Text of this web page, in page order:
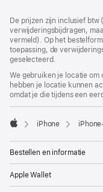
De prijzen zijn inclusief btw
verwijderingsbijdragen,
vermeld). Op het
toepassing, de
geselecteerd.
We gebruiken je locatie om
hebben je locatie kunnen
omdat je die tijdens een
iPhone
Bestellen en informatie
Apple Wallet